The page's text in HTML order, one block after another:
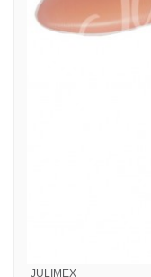
JULIMEX